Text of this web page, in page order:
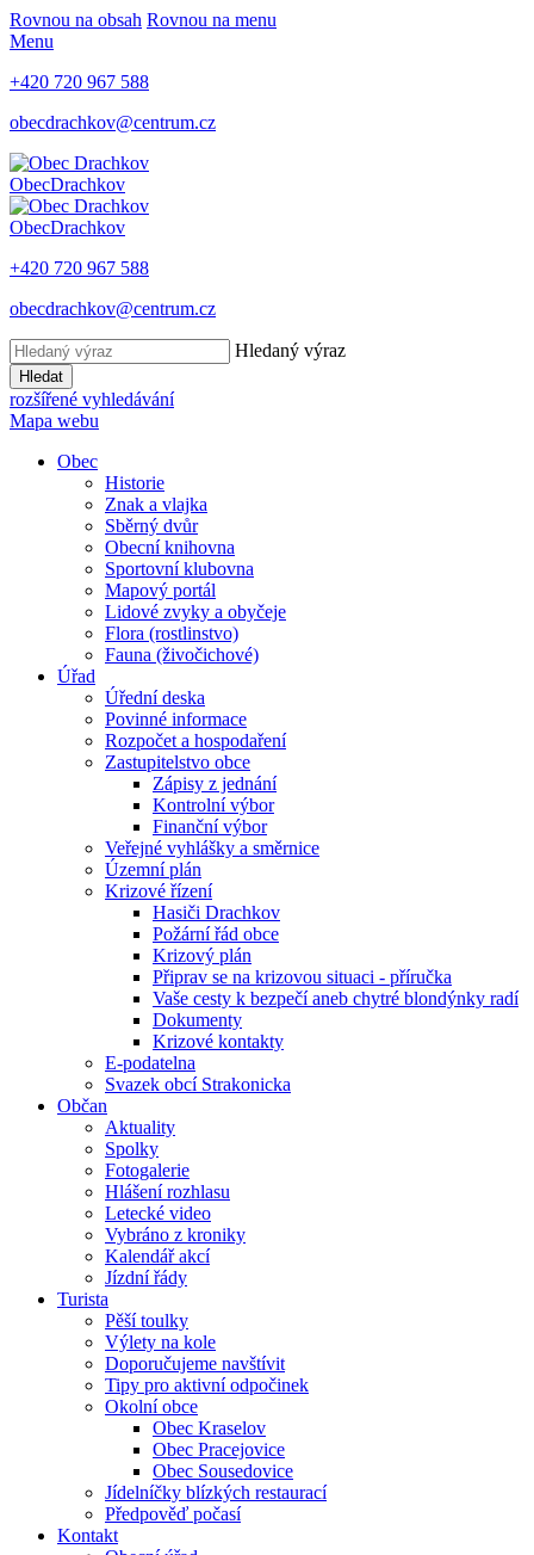
Rovnou na obsah Rovnou na menu
Menu
+420 720 967 588
obecdrachkov@centrum.cz
ObecDrachkov
ObecDrachkov
+420 720 967 588
obecdrachkov@centrum.cz
Hledaný výraz
Hledat
rozšířené vyhledávání
Mapa webu
Obec
Historie
Znak a vlajka
Sběrný dvůr
Obecní knihovna
Sportovní klubovna
Mapový portál
Lidové zvyky a obyčeje
Flora (rostlinstvo)
Fauna (živočichové)
Úřad
Úřední deska
Povinné informace
Rozpočet a hospodaření
Zastupitelstvo obce
Zápisy z jednání
Kontrolní výbor
Finanční výbor
Veřejné vyhlášky a směrnice
Územní plán
Krizové řízení
Hasiči Drachkov
Požární řád obce
Krizový plán
Připrav se na krizovou situaci - příručka
Vaše cesty k bezpečí aneb chytré blondýnky radí
Dokumenty
Krizové kontakty
E-podatelna
Svazek obcí Strakonicka
Občan
Aktuality
Spolky
Fotogalerie
Hlášení rozhlasu
Letecké video
Vybráno z kroniky
Kalendář akcí
Jízdní řády
Turista
Pěší toulky
Výlety na kole
Doporučujeme navštívit
Tipy pro aktivní odpočinek
Okolní obce
Obec Kraselov
Obec Pracejovice
Obec Sousedovice
Jídelníčky blízkých restaurací
Předpověď počasí
Kontakt